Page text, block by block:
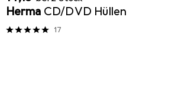
Herma CD/DVD Hüllen
17